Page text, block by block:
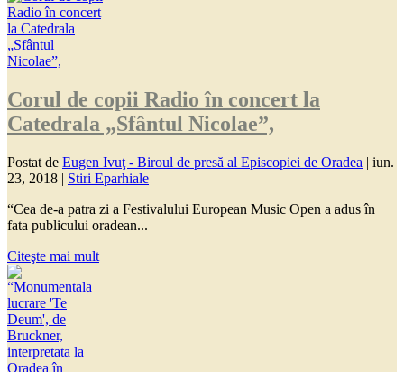
Corul de copii Radio în concert la
Catedrala „Sfântul Nicolae”,
Postat de Eugen Ivuţ - Biroul de presă al Episcopiei de Oradea | iun.
23, 2018 | Stiri Eparhiale
“Cea de-a patra zi a Festivalului European Music Open a adus în
fata publicului oradean...
Citeşte mai mult